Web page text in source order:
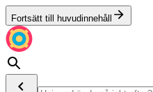
Fortsätt till huvudinnehåll